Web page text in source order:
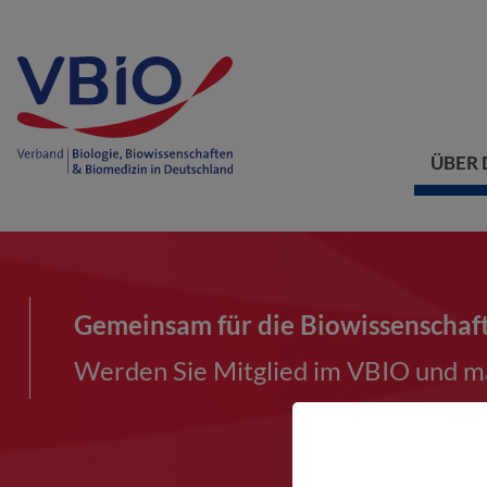
ÜBER
Gemeinsam für die
Werden Sie Mitglied im VBIO und